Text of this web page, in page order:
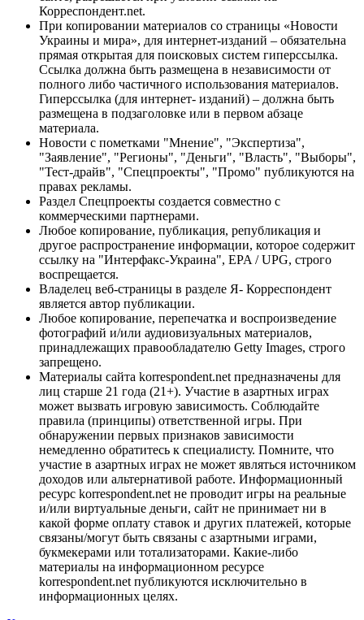
Корреспондент.net.
При копировании материалов со страницы «Новости
Украины и мира», для интернет-изданий – обязательна
прямая открытая для поисковых систем гиперссылка.
Ссылка должна быть размещена в независимости от
полного либо частичного использования материалов.
Гиперссылка (для интернет- изданий) – должна быть
размещена в подзаголовке или в первом абзаце
материала.
Новости с пометками "Мнение", "Экспертиза",
"Заявление", "Регионы", "Деньги", "Власть", "Выборы",
"Тест-драйв", "Спецпроекты", "Промо" публикуются на
правах рекламы.
Раздел Спецпроекты создается совместно с
коммерческими партнерами.
Любое копирование, публикация, републикация и
другое распространение информации, которое содержит
ссылку на "Интерфакс-Украина", EPA / UPG, строго
воспрещается.
Владелец веб-страницы в разделе Я- Корреспондент
является автор публикации.
Любое копирование, перепечатка и воспроизведение
фотографий и/или аудиовизуальных материалов,
принадлежащих правообладателю Getty Images, строго
запрещено.
Материалы сайта korrespondent.net предназначены для
лиц старше 21 года (21+). Участие в азартных играх
может вызвать игровую зависимость. Соблюдайте
правила (принципы) ответственной игры. При
обнаружении первых признаков зависимости
немедленно обратитесь к специалисту. Помните, что
участие в азартных играх не может являться источником
доходов или альтернативой работе. Информационный
ресурс korrespondent.net не проводит игры на реальные
и/или виртуальные деньги, сайт не принимает ни в
какой форме оплату ставок и других платежей, которые
связаны/могут быть связаны с азартными играми,
букмекерами или тотализаторами. Какие-либо
материалы на информационном ресурсе
korrespondent.net публикуются исключительно в
информационных целях.